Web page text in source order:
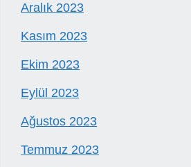
Aralık 2023
Kasım 2023
Ekim 2023
Eylül 2023
Ağustos 2023
Temmuz 2023